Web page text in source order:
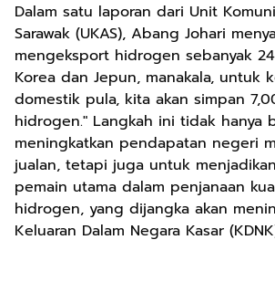
Dalam satu laporan dari Unit
Sarawak (UKAS), Abang Johari
mengeksport hidrogen sebanyak
Korea dan Jepun, manakala, untuk
domestik pula, kita akan simpan
hidrogen." Langkah ini tidak hanya
meningkatkan pendapatan negeri
jualan, tetapi juga untuk
pemain utama dalam penjanaan
hidrogen, yang dijangka akan
Keluaran Dalam Negara Kasar